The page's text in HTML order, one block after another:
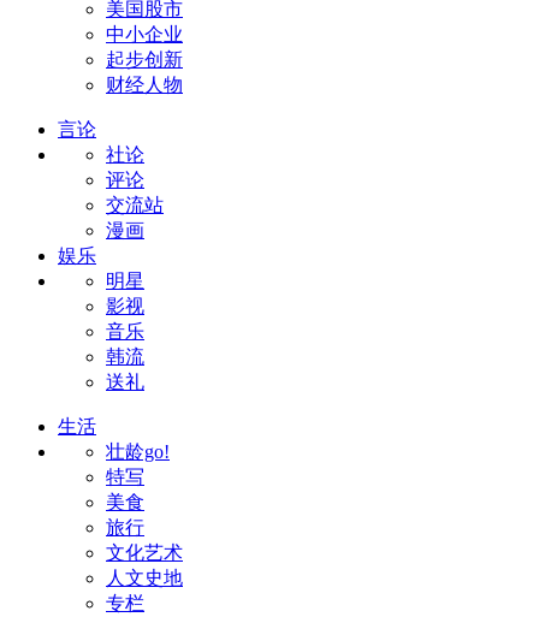
美国股市
中小企业
起步创新
财经人物
言论
社论
评论
交流站
漫画
娱乐
明星
影视
音乐
韩流
送礼
生活
壮龄go!
特写
美食
旅行
文化艺术
人文史地
专栏